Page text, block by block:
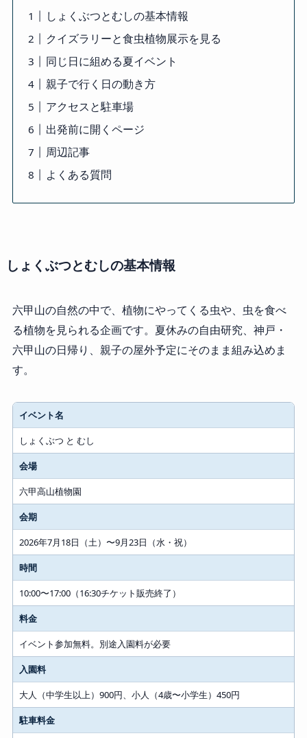
しょくぶつとむしの基本情報
クイズラリーと食虫植物展示を見る
同じ日に組める夏イベント
親子で行く日の動き方
アクセスと駐車場
出発前に開くページ
周辺記事
よくある質問
しょくぶつとむしの基本情報
六甲山の自然の中で、植物にやってくる虫や、虫を食べ
る植物を見られる企画です。夏休みの自由研究、神戸・
六甲山の日帰り、親子の屋外予定にそのまま組み込めま
す。
イベント名
しょくぶつ と むし
会場
六甲高山植物園
会期
2026年7月18日（土）〜9月23日（水・祝）
時間
10:00〜17:00（16:30チケット販売終了）
料金
イベント参加無料。別途入園料が必要
入園料
大人（中学生以上）900円、小人（4歳〜小学生）450円
駐車料金